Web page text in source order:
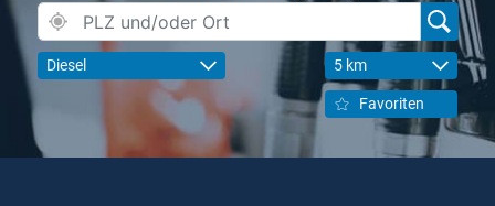
Diesel 5 km
Favoriten